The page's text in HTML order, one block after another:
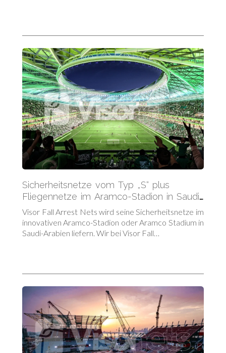
Sicherheitsnetze vom Typ „S“ plus
Fliegennetze im Aramco-Stadion in Saudi-
Arabien
Visor Fall Arrest Nets wird seine Sicherheitsnetze im
innovativen Aramco-Stadion oder Aramco Stadium in
Saudi-Arabien liefern. Wir bei Visor Fall…